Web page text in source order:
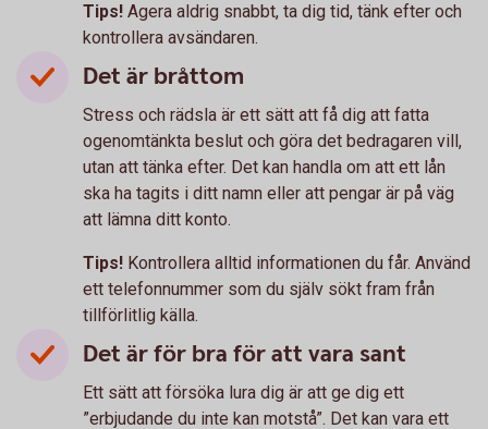
Tips! Agera aldrig snabbt, ta dig tid, tänk efter och
kontrollera avsändaren.
Det är bråttom
Stress och rädsla är ett sätt att få dig att fatta
ogenomtänkta beslut och göra det bedragaren vill,
utan att tänka efter. Det kan handla om att ett lån
ska ha tagits i ditt namn eller att pengar är på väg
att lämna ditt konto.
Tips! Kontrollera alltid informationen du får. Använd
ett telefonnummer som du själv sökt fram från
tillförlitlig källa.
Det är för bra för att vara sant
Ett sätt att försöka lura dig är att ge dig ett
”erbjudande du inte kan motstå”. Det kan vara ett